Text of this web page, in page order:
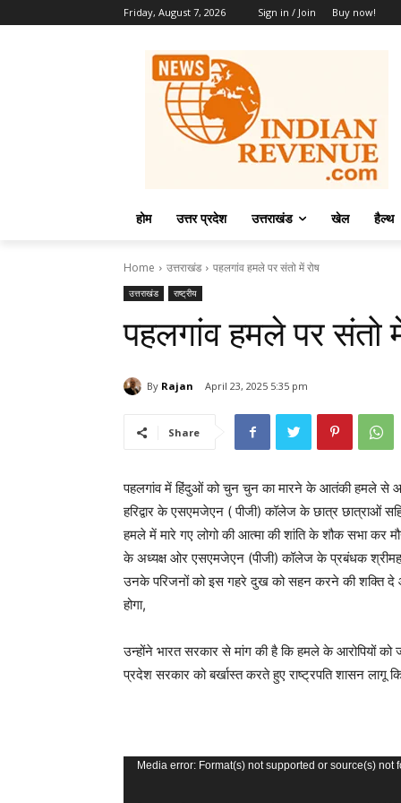
Friday, August 7, 2026 Sign in / Join Buy now!
होम उत्तर प्रदेश उत्तराखंड खेल हैल्थ
Home उत्तराखंड पहलगांव हमले पर संतो में रोष
उत्तराखंड राष्ट्रीय
पहलगांव हमले पर संतो
By Rajan April 23, 2025 5:35 pm
Share
पहलगांव में हिंदुओं को चुन चुन का मारने के आतंकी हमले से
हरिद्वार के एसएमजेएन ( पीजी) कॉलेज के छात्र छात्राओं
हमले में मारे गए लोगो की आत्मा की शांति के शौक सभा कर
के अध्यक्ष ओर एसएमजेएन (पीजी) कॉलेज के प्रबंधक
उनके परिजनों को इस गहरे दुख को सहन करने की शक्ति दे
होगा,
उन्होंने भारत सरकार से मांग की है कि हमले के आरोपियों
प्रदेश सरकार को बर्खास्त करते हुए राष्ट्रपति शासन लागू
Media error: Format(s) not supported or source(s) not